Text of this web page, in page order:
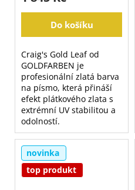
Do košíku
Craig's Gold Leaf od
GOLDFARBEN je
profesionální zlatá barva
na písmo, která přináší
efekt plátkového zlata s
extrémní UV stabilitou a
odolností.
novinka
top produkt